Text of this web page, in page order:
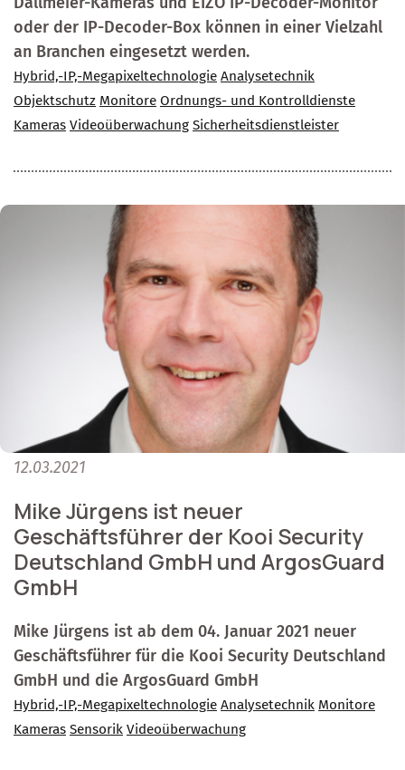
oder der IP-Decoder-Box können in einer Vielzahl
an Branchen eingesetzt werden.
Hybrid,-IP,-Megapixeltechnologie Analysetechnik
Objektschutz Monitore Ordnungs- und Kontrolldienste
Kameras Videoüberwachung Sicherheitsdienstleister
12.03.2021
Mike Jürgens ist neuer
Geschäftsführer der Kooi Security
Deutschland GmbH und ArgosGuard
GmbH
Mike Jürgens ist ab dem 04. Januar 2021 neuer
Geschäftsführer für die Kooi Security Deutschland
GmbH und die ArgosGuard GmbH
Hybrid,-IP,-Megapixeltechnologie Analysetechnik Monitore
Kameras Sensorik Videoüberwachung